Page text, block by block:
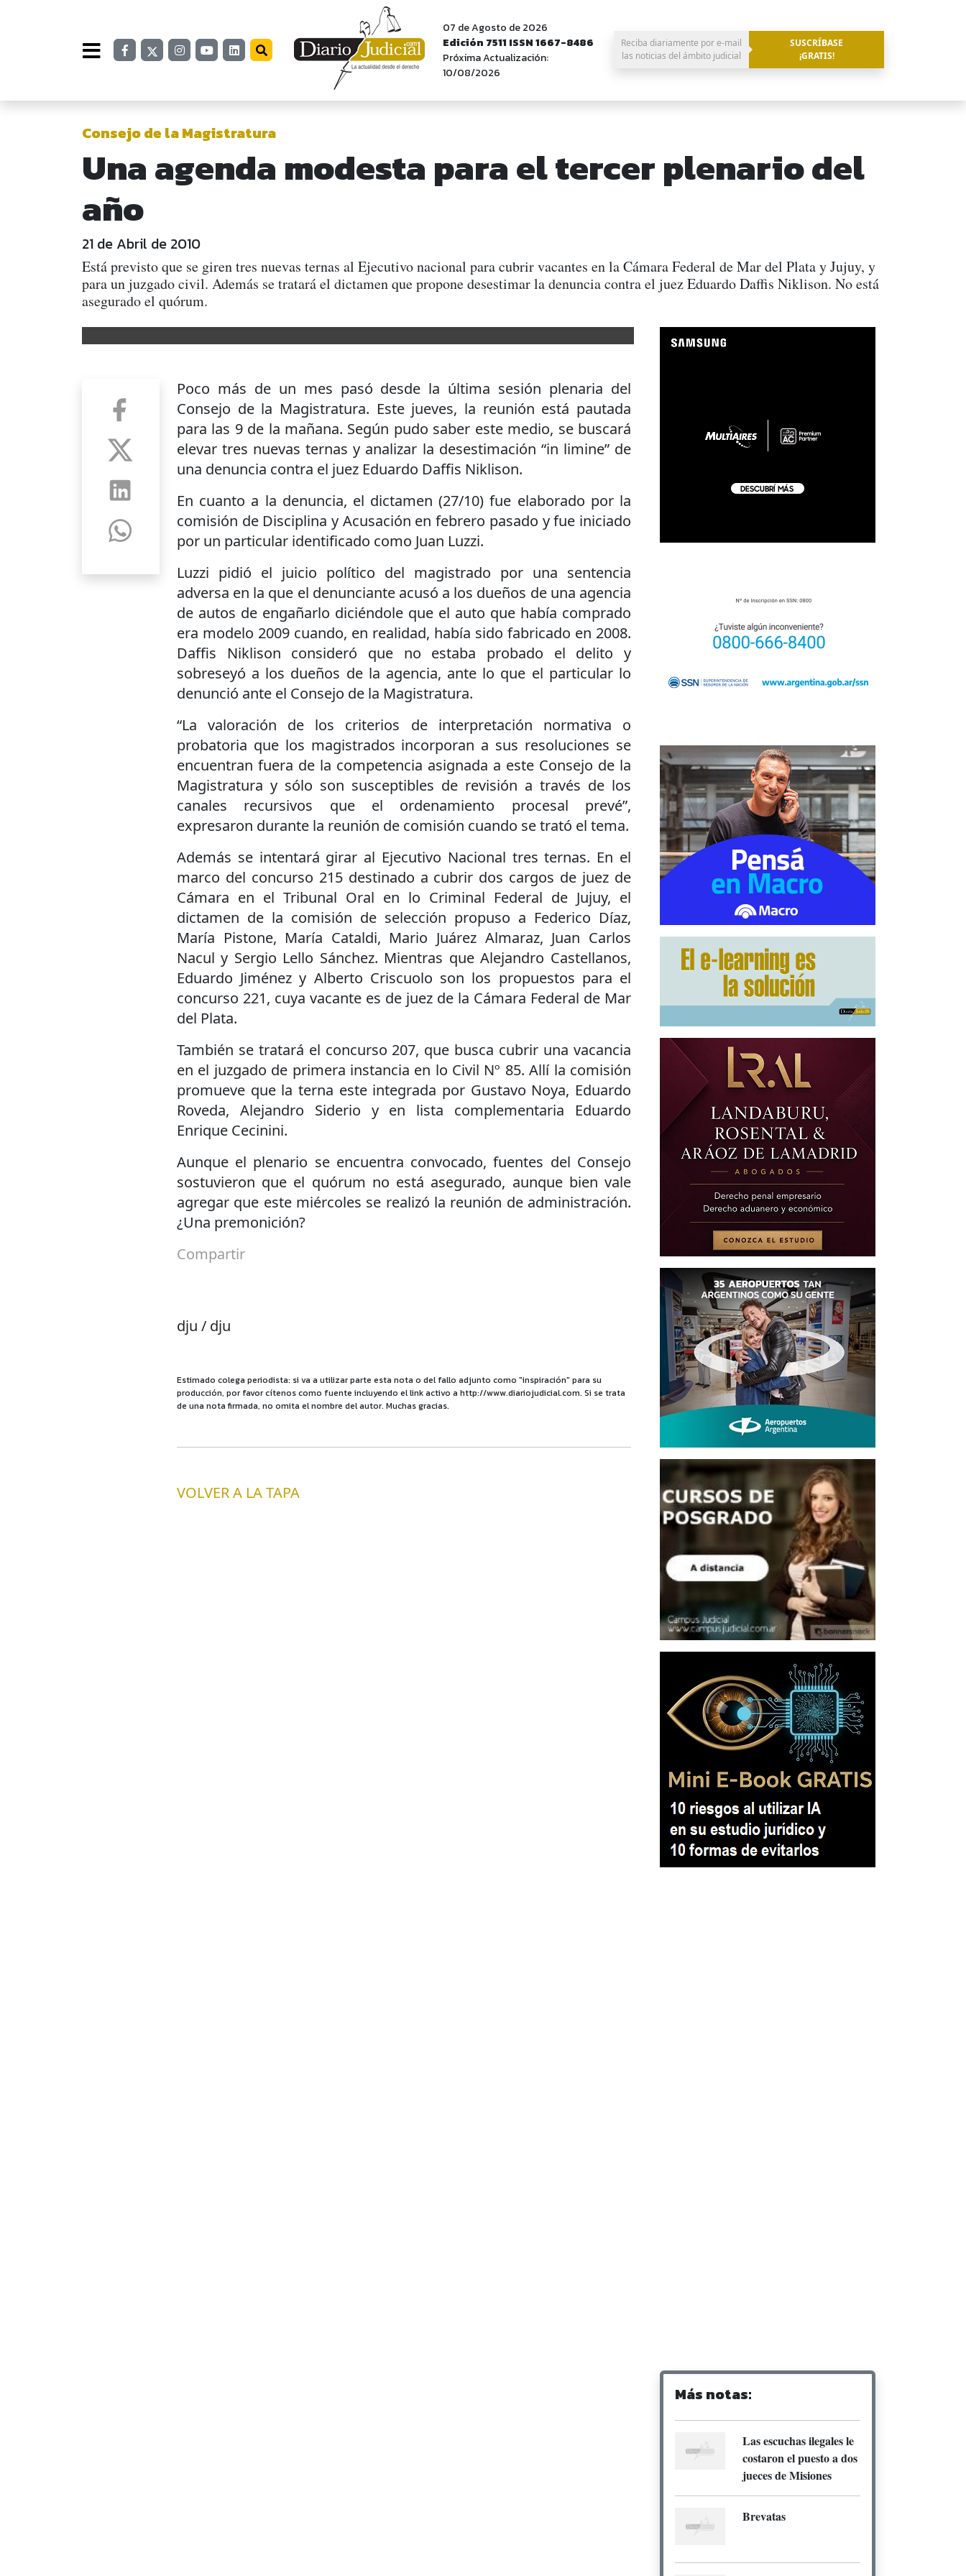
07 de Agosto de 2026
Edición 7511 ISSN 1667-8486
Próxima Actualización:
10/08/2026
Reciba diariamente por e-mail
las noticias del ámbito judicial
SUSCRÍBASE
¡GRATIS!
Consejo de la Magistratura
Una agenda modesta para el tercer plenario del
año
21 de Abril de 2010
Está previsto que se giren tres nuevas ternas al Ejecutivo nacional para cubrir vacantes en la Cámara Federal de Mar del Plata y Jujuy, y
para un juzgado civil. Además se tratará el dictamen que propone desestimar la denuncia contra el juez Eduardo Daffis Niklison. No está
asegurado el quórum.
Poco más de un mes pasó desde la última sesión plenaria del
Consejo de la Magistratura. Este jueves, la reunión está pautada
para las 9 de la mañana. Según pudo saber este medio, se buscará
elevar tres nuevas ternas y analizar la desestimación “in limine” de
una denuncia contra el juez Eduardo Daffis Niklison.
En cuanto a la denuncia, el dictamen (27/10) fue elaborado por la
comisión de Disciplina y Acusación en febrero pasado y fue iniciado
por un particular identificado como Juan Luzzi.
Luzzi pidió el juicio político del magistrado por una sentencia
adversa en la que el denunciante acusó a los dueños de una agencia
de autos de engañarlo diciéndole que el auto que había comprado
era modelo 2009 cuando, en realidad, había sido fabricado en 2008.
Daffis Niklison consideró que no estaba probado el delito y
sobreseyó a los dueños de la agencia, ante lo que el particular lo
denunció ante el Consejo de la Magistratura.
“La valoración de los criterios de interpretación normativa o
probatoria que los magistrados incorporan a sus resoluciones se
encuentran fuera de la competencia asignada a este Consejo de la
Magistratura y sólo son susceptibles de revisión a través de los
canales recursivos que el ordenamiento procesal prevé”,
expresaron durante la reunión de comisión cuando se trató el tema.
Además se intentará girar al Ejecutivo Nacional tres ternas. En el
marco del concurso 215 destinado a cubrir dos cargos de juez de
Cámara en el Tribunal Oral en lo Criminal Federal de Jujuy, el
dictamen de la comisión de selección propuso a Federico Díaz,
María Pistone, María Cataldi, Mario Juárez Almaraz, Juan Carlos
Nacul y Sergio Lello Sánchez. Mientras que Alejandro Castellanos,
Eduardo Jiménez y Alberto Criscuolo son los propuestos para el
concurso 221, cuya vacante es de juez de la Cámara Federal de Mar
del Plata.
También se tratará el concurso 207, que busca cubrir una vacancia
en el juzgado de primera instancia en lo Civil Nº 85. Allí la comisión
promueve que la terna este integrada por Gustavo Noya, Eduardo
Roveda, Alejandro Siderio y en lista complementaria Eduardo
Enrique Cecinini.
Aunque el plenario se encuentra convocado, fuentes del Consejo
sostuvieron que el quórum no está asegurado, aunque bien vale
agregar que este miércoles se realizó la reunión de administración.
¿Una premonición?
Compartir
dju / dju
Estimado colega periodista: si va a utilizar parte esta nota o del fallo adjunto como "inspiración" para su
producción, por favor cítenos como fuente incluyendo el link activo a http://www.diariojudicial.com. Si se trata
de una nota firmada, no omita el nombre del autor. Muchas gracias.
VOLVER A LA TAPA
Más notas:
Las escuchas ilegales le
costaron el puesto a dos
jueces de Misiones
Brevatas